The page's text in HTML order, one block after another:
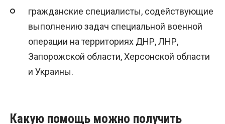
гражданские специалисты, содействующие
выполнению задач специальной военной
операции на территориях ДНР, ЛНР,
Запорожской области, Херсонской области
и Украины.
Какую помощь можно получить